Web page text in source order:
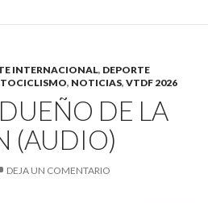
INTERNACIONAL, DEPORTE
, NOTICIAS, VTDF 2026
DE LA
(AUDIO)
DEJA UN COMENTARIO